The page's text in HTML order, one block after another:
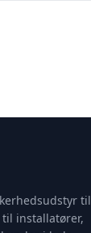
til
installatører,